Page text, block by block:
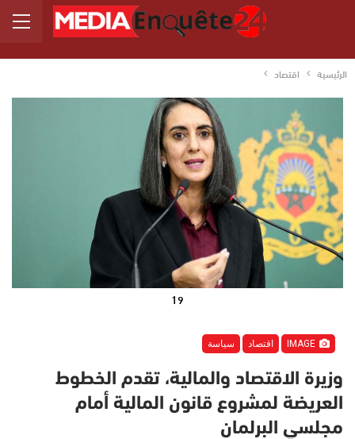
الرئيسية اقتصاد
19
اقتصاد سياسة
وزيرة الاقتصاد والمالية، تقدم الخطوط
العريضة لمشروع قانون المالية أمام
مجلسي البرلمان